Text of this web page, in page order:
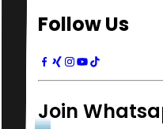
Follow Us
Join